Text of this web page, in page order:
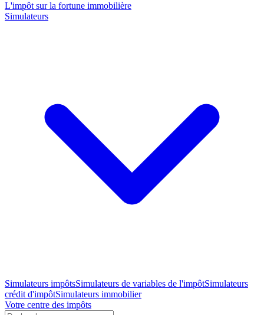
L'impôt sur la fortune immobilière
Simulateurs
Simulateurs impôtsSimulateurs de variables de l'impôtSimulateurs
crédit d'impôtSimulateurs immobilier
Votre centre des impôts